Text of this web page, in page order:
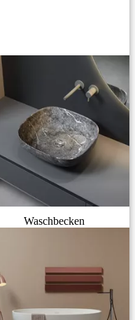
Waschbecken